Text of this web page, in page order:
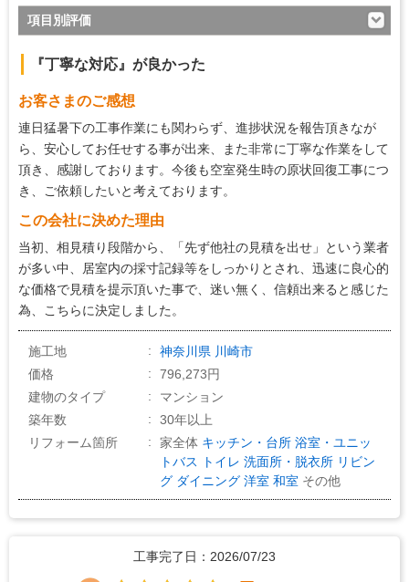
項目別評価
説明の分かりやすさ 5
施工の段取り・管理 5
作業中の配慮
仕上がり 5
価格の納得感 5
『丁寧な対応』が良かった
お客さまのご感想
連日猛暑下の工事作業にも関わらず、進捗状況を報告頂きなが
ら、安心してお任せする事が出来、また非常に丁寧な作業をして
頂き、感謝しております。今後も空室発生時の原状回復工事につ
き、ご依頼したいと考えております。
この会社に決めた理由
当初、相見積り段階から、「先ず他社の見積を出せ」という業者
が多い中、居室内の採寸記録等をしっかりとされ、迅速に良心的
な価格で見積を提示頂いた事で、迷い無く、信頼出来ると感じた
為、こちらに決定しました。
施工地 神奈川県 川崎市
価格
796,273円
建物のタイプ
マンション
築年数
30年以上
リフォーム箇所
家全体 キッチン・台所 浴室・ユニッ
トバス
トイレ 洗面所・脱衣所 リビン
グ ダイニング 洋室 和室 その他
工事完了日：2026/07/23